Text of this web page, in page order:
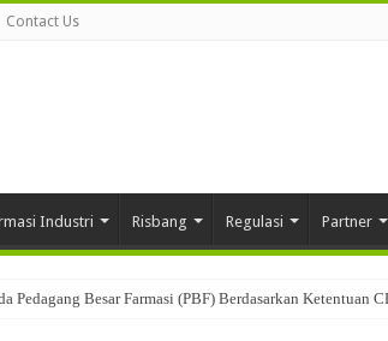
Contact Us
Industri Risbang Regulasi Partner
Pedagang Besar Farmasi (PBF) Berdasarkan Ketentuan